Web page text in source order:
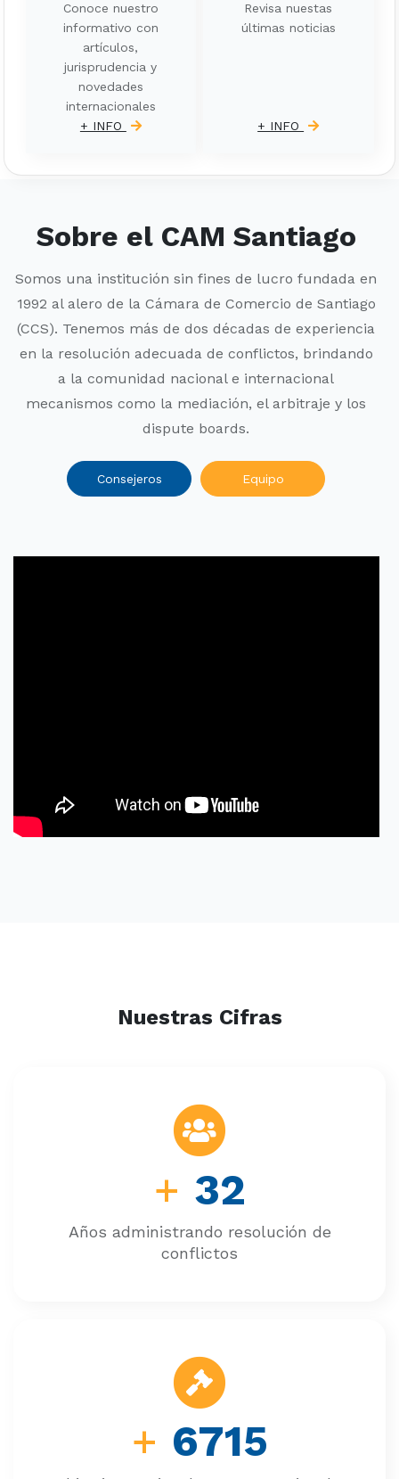
Conoce nuestro
informativo con
artículos,
jurisprudencia y
novedades
internacionales
+ INFO
Revisa nuestas
últimas noticias
+ INFO
Sobre el CAM Santiago
Somos una institución sin fines de lucro fundada en
1992 al alero de la Cámara de Comercio de Santiago
(CCS). Tenemos más de dos décadas de experiencia
en la resolución adecuada de conflictos, brindando
a la comunidad nacional e internacional
mecanismos como la mediación, el arbitraje y los
dispute boards.
Consejeros Equipo
Nuestras Cifras
+ 32
Años administrando resolución de
conflictos
+ 6715